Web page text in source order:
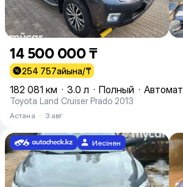
14 500 000 ₸
254 757айына/₸
182 081 км · 3.0 л · Полный · Автомат
Toyota Land Cruiser Prado 2013
Астана · 3 авг
Иесінен